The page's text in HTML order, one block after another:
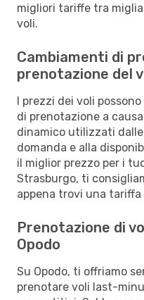
migliori tariffe tra
voli.
Cambiamenti di
prenotazione del
I prezzi dei voli
di prenotazione a
dinamico utilizzati dalle
domanda e alla
il miglior prezzo per i
Strasburgo, ti
appena trovi una
Prenotazione di
Opodo
Su Opodo, ti offriamo
prenotare voli last-